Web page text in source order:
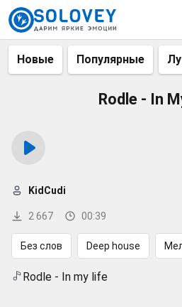
Новые Популярные
Rodle - In
2 667 00:39
KidCudi
Без слов Deep house
Rodle - In my life